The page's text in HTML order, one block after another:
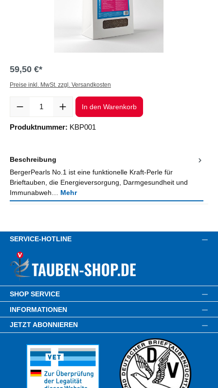
59,50 €*
Preise inkl. MwSt. zzgl. Versandkosten
Produkt Anzahl: Gib den gewünschten Wert ein oder benutze die
In den Warenkorb
Produktnummer: KBP001
Beschreibung
BergerPearls No.1 ist eine funktionelle Kraft-Perle für
Brieftauben, die Energieversorgung, Darmgesundheit und
Immunabweh… Mehr
SERVICE-HOTLINE
SHOP SERVICE
INFORMATIONEN
JETZT ABONNIEREN